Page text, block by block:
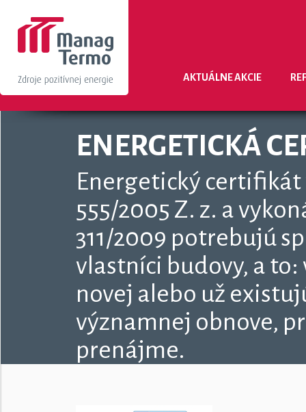
AKTUÁLNE AKCIE
ENERGETICKÁ
Energetický certifikát
555/2005 Z. z. a
311/2009 potrebujú
vlastníci budovy, a
novej alebo už
významnej obnove,
prenájme.